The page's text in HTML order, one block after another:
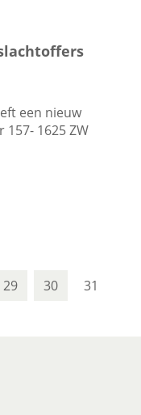
een nieuw
1625 ZW
29 30 31